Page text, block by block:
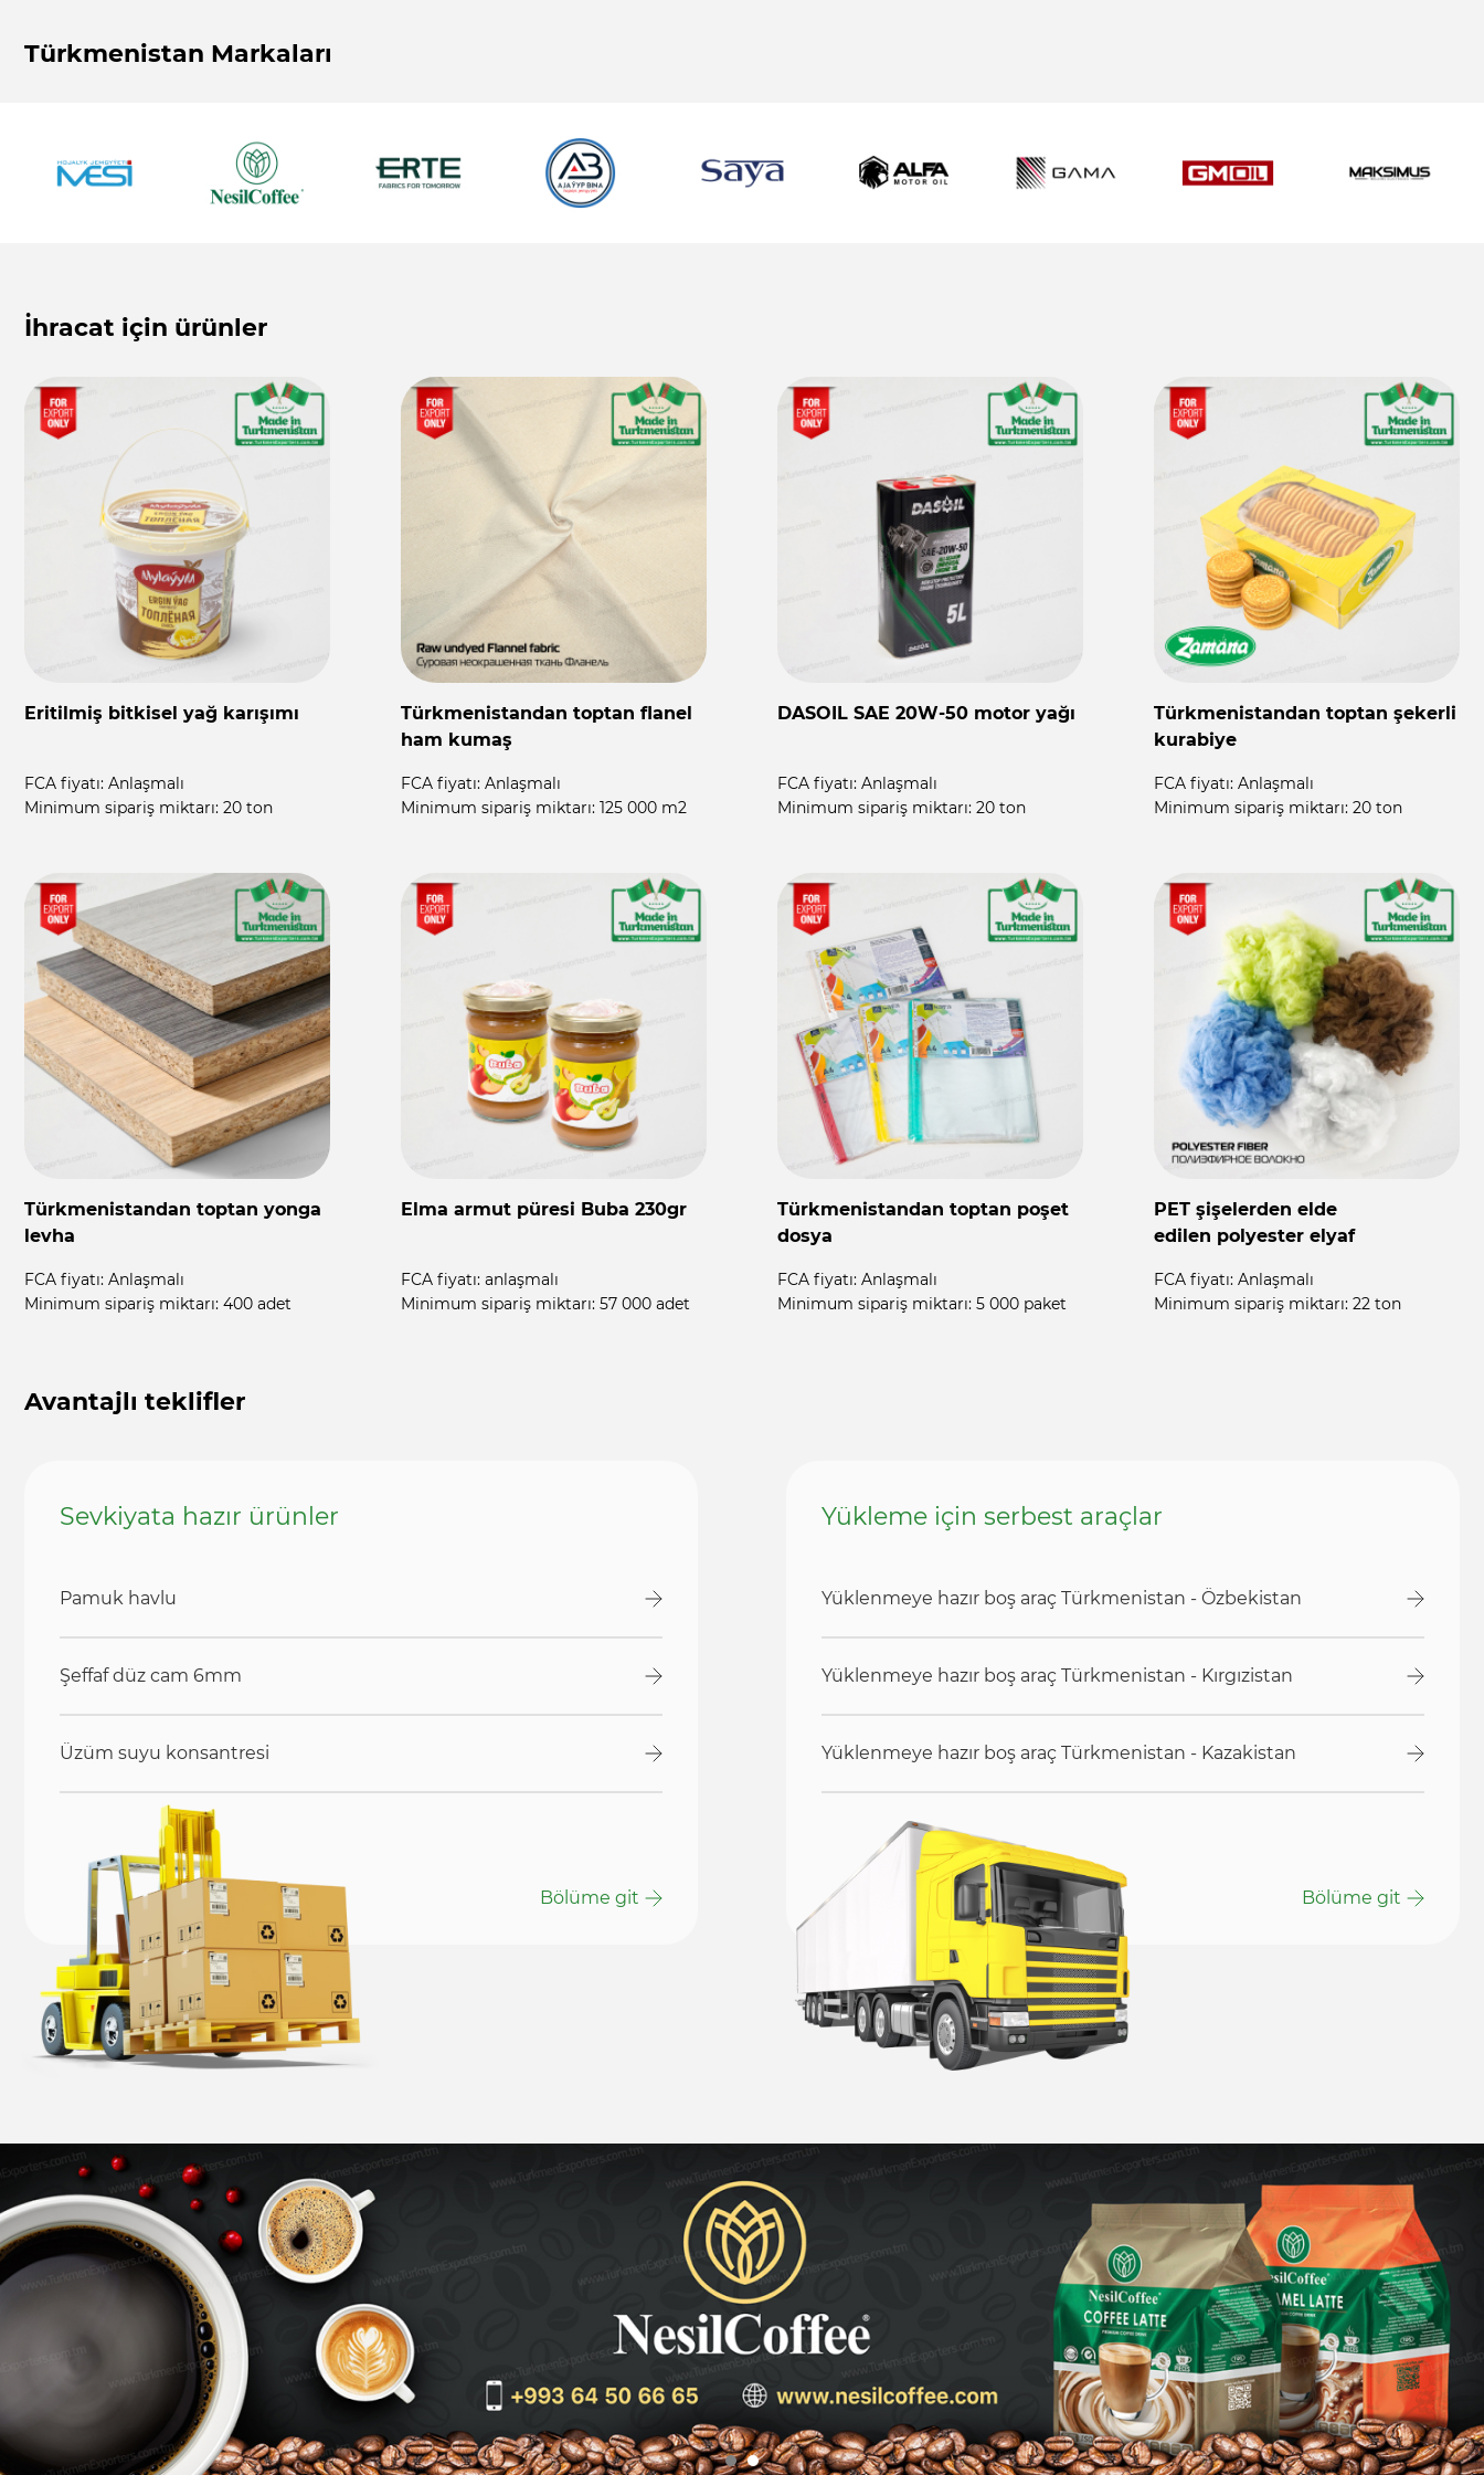
Türkmenistan Markaları
İhracat için ürünler
Türkmenistandan toptan tavuk
FCA fiyatı: on request
Minimum sipariş miktarı: 360 000 adet
Türkmenistandan toptan plastik
kapı ve pencere profilleri
FCA fiyatı: Anlaşmalı
Minimum sipariş miktarı: 22 ton
Ekose battaniye
FCA fiyatı: Anlaşmalı
Minimum sipariş miktarı: 4 000 adet
Türkmenistandan toptan
döşemelik kumaşlar
FCA fiyatı: Anlaşmalı
Minimum sipariş miktarı: 50 000 m2
Türkmenistandan toptan şeffaf
float cam
FCA fiyatı: Anlaşmalı
Minimum sipariş miktarı: 12 000 m2
Türkmenistandan toptan
FCA fiyatı: Anlaşmalı
Minimum sipariş miktarı: 5 500 adet
Yüksek kaliteli open-end pamuk
iplik
FCA fiyatı: Anlaşmalı
Minimum sipariş miktarı: 22 ton
Türkmenistandan toptan motor
yağı
FCA fiyatı: Anlaşmalı
Minimum sipariş miktarı: 4 400 adet
Avantajlı teklifler
Sevkiyata hazır ürünler
Pamuk havlu
Şeffaf düz cam 6mm
Üzüm suyu konsantresi
Bölüme git
Yükleme için serbest araçlar
Yüklenmeye hazır boş araç Türkmenistan - Özbekistan
Yüklenmeye hazır boş araç Türkmenistan - Kırgızistan
Yüklenmeye hazır boş araç Türkmenistan - Kazakistan
Bölüme git